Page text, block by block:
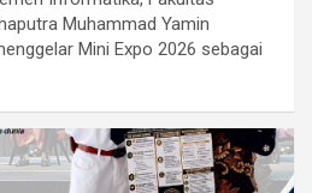
Muhammad Yamin
Mini Expo 2026 sebagai